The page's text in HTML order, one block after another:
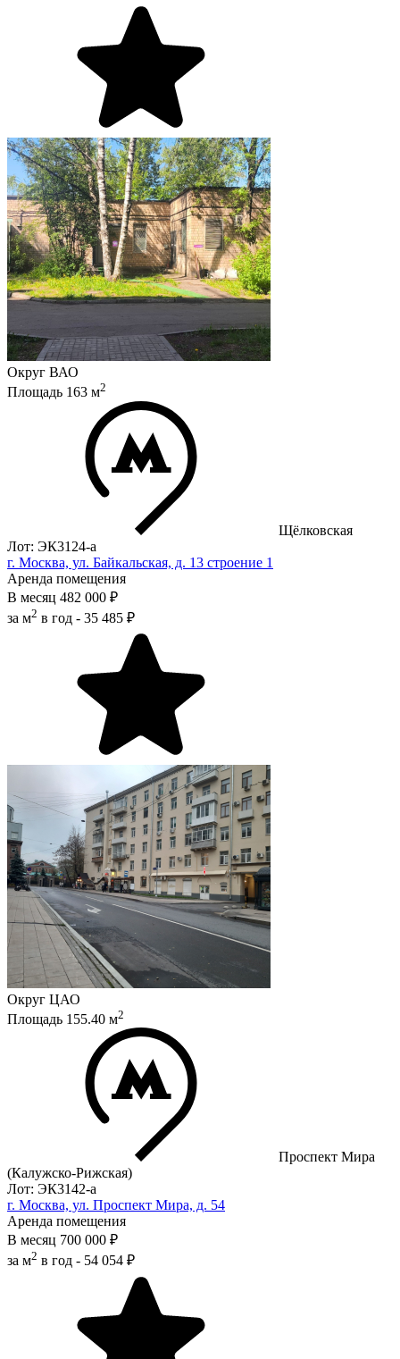
Округ ВАО
Площадь 163 м2
Щёлковская
Лот: ЭК3124-a
г. Москва, ул. Байкальская, д. 13 строение 1
Аренда помещения
В месяц 482 000 ₽
за м2 в год - 35 485 ₽
Округ ЦАО
Площадь 155.40 м2
Проспект Мира
(Калужско-Рижская)
Лот: ЭК3142-a
г. Москва, ул. Проспект Мира, д. 54
Аренда помещения
В месяц 700 000 ₽
за м2 в год - 54 054 ₽